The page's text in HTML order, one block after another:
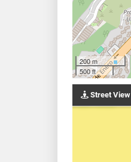
200 m
500 ft
Street View